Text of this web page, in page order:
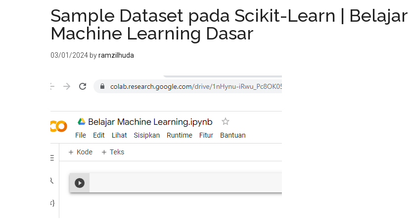
Sample Dataset pada Scikit-Learn | Belajar
Machine Learning Dasar
03/01/2024 byramzilhuda